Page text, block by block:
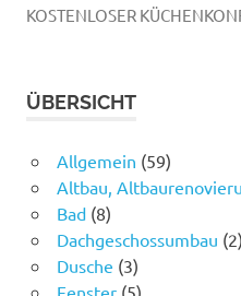
KOSTENLOSER
ÜBERSICHT
Allgemein (59)
Altbau,
Bad(8)
Dachgeschossumbau (2)
Dusche (3)